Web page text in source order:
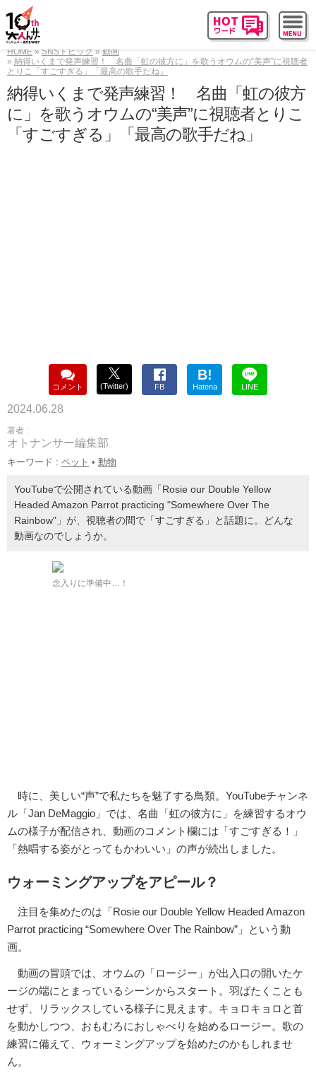
HOME SNSトピック
動画
納得いくまで発声練習！ 名曲「虹の彼方に」を歌うオウムの“美声”に視聴者
とりこ「すごすぎる」「最高の歌手だね」
納得いくまで発声練習！ 名曲「虹の彼方
に」を歌うオウムの“美声”に視聴者とりこ
「すごすぎる」「最高の歌手だね」
コメント (Twitter) FB
B!
Hatena LINE
2024.06.28
著者 :
オトナンサー編集部
キーワード : ペット • 動物
YouTubeで公開されている動画「Rosie our Double Yellow
Headed Amazon Parrot practicing "Somewhere Over The
Rainbow"」が、視聴者の間で「すごすぎる」と話題に。どんな
動画なのでしょうか。
念入りに準備中…！
時に、美しい“声”で私たちを魅了する鳥類。YouTubeチャンネ
ル「Jan DeMaggio」では、名曲「虹の彼方に」を練習するオウ
ムの様子が配信され、動画のコメント欄には「すごすぎる！」
「熱唱する姿がとってもかわいい」の声が続出しました。
ウォーミングアップをアピール？
注目を集めたのは「Rosie our Double Yellow Headed Amazon
Parrot practicing “Somewhere Over The Rainbow”」という動
画。
動画の冒頭では、オウムの「ロージー」が出入口の開いたケ
ージの端にとまっているシーンからスタート。羽ばたくことも
せず、リラックスしている様子に見えます。キョロキョロと首
を動かしつつ、おもむろにおしゃべりを始めるロージー。歌の
練習に備えて、ウォーミングアップを始めたのかもしれませ
ん。